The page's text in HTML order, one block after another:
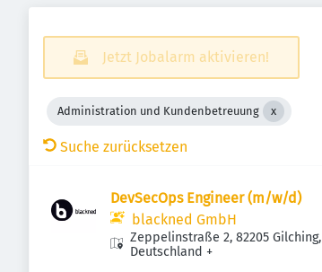
Jetzt Jobalarm aktivieren!
Administration und Kundenbetreuung
Suche zurücksetzen
DevSecOps Engineer (m/w/d)
blackned GmbH
Zeppelinstraße 2, 82205 Gilching,
Deutschland +